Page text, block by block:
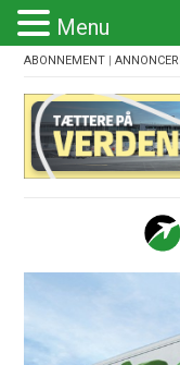
ABONNEMENT |
Menu